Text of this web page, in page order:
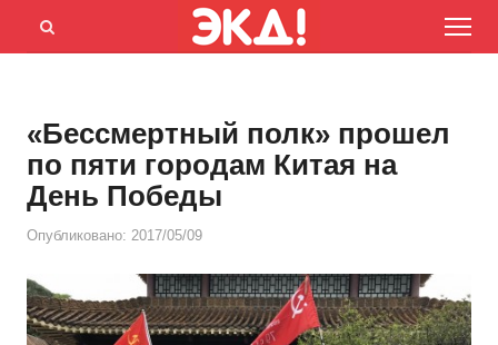
Menu
Открыть
«Бессмертный полк» прошел
по пяти городам Китая на
День Победы
Опубликовано: 2017/05/09